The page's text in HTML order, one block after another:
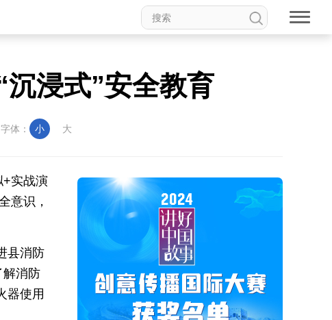
浸式”安全教育
字体： 小 大
+实战演
意识，
县消防
解消防
器使用